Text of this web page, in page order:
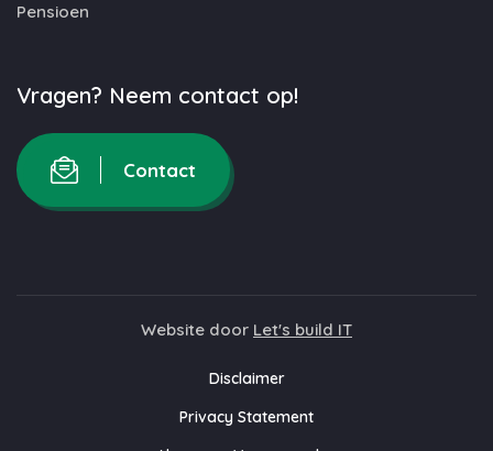
Pensioen
Vragen? Neem contact op!
Contact
Website door Let's build IT
Disclaimer
Privacy Statement